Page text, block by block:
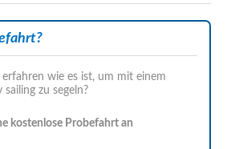
wie es ist, um mit einem
zu segeln?
kostenlose Probefahrt an